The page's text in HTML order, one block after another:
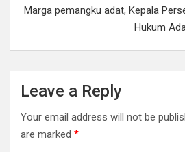
Marga pemangku adat, Kepala
Hukum
Leave a Reply
Your email address will not be
are marked *